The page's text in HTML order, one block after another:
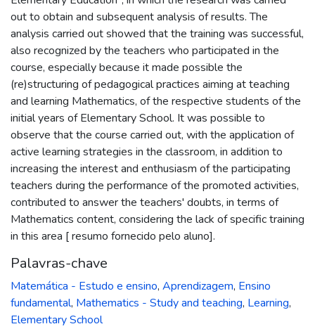
out to obtain and subsequent analysis of results. The
analysis carried out showed that the training was successful,
also recognized by the teachers who participated in the
course, especially because it made possible the
(re)structuring of pedagogical practices aiming at teaching
and learning Mathematics, of the respective students of the
initial years of Elementary School. It was possible to
observe that the course carried out, with the application of
active learning strategies in the classroom, in addition to
increasing the interest and enthusiasm of the participating
teachers during the performance of the promoted activities,
contributed to answer the teachers' doubts, in terms of
Mathematics content, considering the lack of specific training
in this area [ resumo fornecido pelo aluno].
Palavras-chave
Matemática - Estudo e ensino, Aprendizagem, Ensino
fundamental, Mathematics - Study and teaching, Learning,
Elementary School